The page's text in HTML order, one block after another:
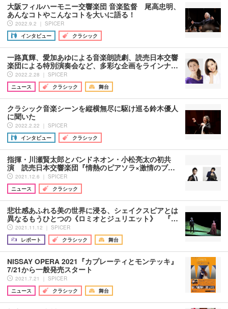
大阪フィルハーモニー交響楽団 音楽監督 尾高忠明、
あんなコトやこんなコトを大いに語る！
2022.9.2 ｜ SPICER
インタビュー
クラシック
一路真輝、愛加あゆによる音楽朗読劇、読売日本交響
楽団による特別演奏会など、多彩な企画をラインナ…
2022.2.28 ｜ SPICER
ニュース
クラシック 舞台
クラシック音楽シーンを縦横無尽に駆け巡る鈴木優人
に聞いた
2022.2.22 ｜ SPICER
インタビュー
クラシック
指揮・川瀬賢太郎とバンドネオン・小松亮太の初共
演 読売日本交響楽団『情熱のピアソラ×激情のブ…
2021.12.6 ｜ SPICER
ニュース
クラシック
悲壮感あふれる美の世界に浸る、シェイクスピアとは
異なるもうひとつの《ロミオとジュリエット》 『…
2021.11.12 ｜ SPICER
レポート
クラシック 舞台
NISSAY OPERA 2021『カプレーティとモンテッキ』
7/21から一般発売スタート
2021.7.21 ｜ SPICER
ニュース
クラシック 舞台